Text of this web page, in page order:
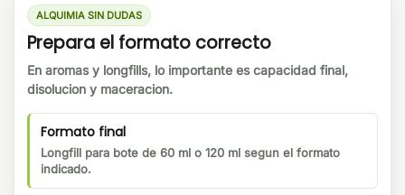
ALQUIMIA SIN DUDAS
Prepara el formato correcto
En aromas y longfills, lo importante es capacidad final,
disolucion y maceracion.
Formato final
Longfill para bote de 60 ml o 120 ml segun el formato
indicado.